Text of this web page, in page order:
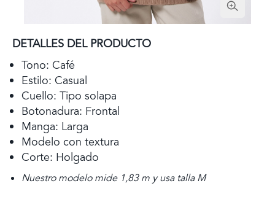
DETALLES DEL PRODUCTO
Tono: Café
Estilo: Casual
Cuello: Tipo solapa
Botonadura: Frontal
Manga: Larga
Modelo con textura
Corte: Holgado
Nuestro modelo mide 1,83 m y usa talla M